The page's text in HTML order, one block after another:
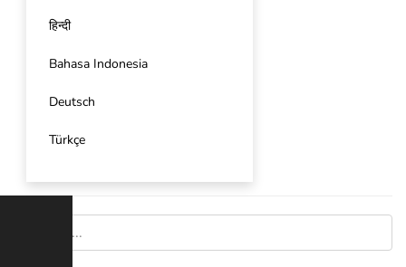
हिन्दी
Bahasa Indonesia
Deutsch
Türkçe